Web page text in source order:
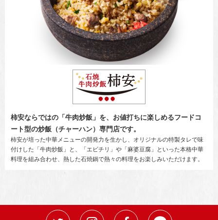
柿安ならではの「牛肉炒飯」を、お値打ちに楽しめるフードコ
ート型の炒飯（チャーハン）専門店です。
柿安が培った中華メニューの開発力を生かし、オリジナルの特製タレで味
付けした「牛肉炒飯」と、「エビチリ」や「麻婆豆腐」といった本格中華
料理を組み合わせ、熱した石焼鍋で熱々の料理をお楽しみいただけます。